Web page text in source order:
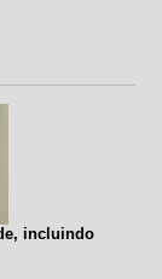
incluindo